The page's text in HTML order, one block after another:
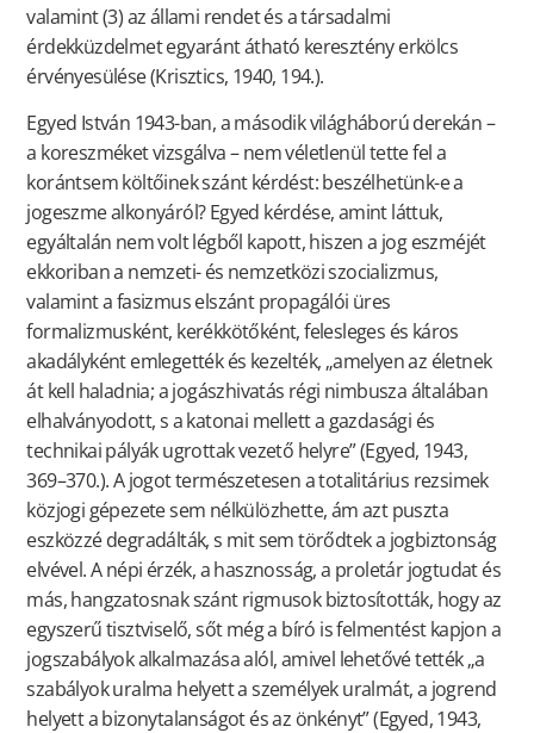
valamint (3) az állami rendet és a társadalmi
érdekküzdelmet egyaránt átható keresztény erkölcs
érvényesülése (Krisztics, 1940, 194.).
Egyed István 1943-ban, a második világháború derekán –
a koreszméket vizsgálva – nem véletlenül tette fel a
korántsem költőinek szánt kérdést: beszélhetünk-e a
jogeszme alkonyáról? Egyed kérdése, amint láttuk,
egyáltalán nem volt légből kapott, hiszen a jog eszméjét
ekkoriban a nemzeti- és nemzetközi szocializmus,
valamint a fasizmus elszánt propagálói üres
formalizmusként, kerékkötőként, felesleges és káros
akadályként emlegették és kezelték, „amelyen az életnek
át kell haladnia; a jogászhivatás régi nimbusza általában
elhalványodott, s a katonai mellett a gazdasági és
technikai pályák ugrottak vezető helyre” (Egyed, 1943,
369–370.). A jogot természetesen a totalitárius rezsimek
közjogi gépezete sem nélkülözhette, ám azt puszta
eszközzé degradálták, s mit sem törődtek a jogbiztonság
elvével. A népi érzék, a hasznosság, a proletár jogtudat és
más, hangzatosnak szánt rigmusok biztosították, hogy az
egyszerű tisztviselő, sőt még a bíró is felmentést kapjon a
jogszabályok alkalmazása alól, amivel lehetővé tették „a
szabályok uralma helyett a személyek uralmát, a jogrend
helyett a bizonytalanságot és az önkényt” (Egyed, 1943,